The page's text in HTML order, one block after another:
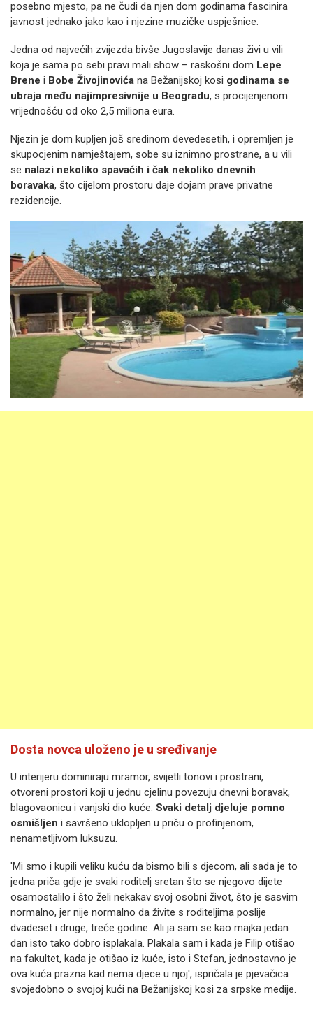
posebno mjesto, pa ne čudi da njen dom godinama fascinira
javnost jednako jako kao i njezine muzičke uspješnice.
Jedna od najvećih zvijezda bivše Jugoslavije danas živi u vili
koja je sama po sebi pravi mali show – raskošni dom Lepe
Brene i Bobe Živojinovića na Bežanijskoj kosi godinama se
ubraja među najimpresivnije u Beogradu, s procijenjenom
vrijednošću od oko 2,5 miliona eura.
Njezin je dom kupljen još sredinom devedesetih, i opremljen je
skupocjenim namještajem, sobe su iznimno prostrane, a u vili
se nalazi nekoliko spavaćih i čak nekoliko dnevnih
boravaka, što cijelom prostoru daje dojam prave privatne
rezidencije.
Dosta novca uloženo je u sređivanje
U interijeru dominiraju mramor, svijetli tonovi i prostrani,
otvoreni prostori koji u jednu cjelinu povezuju dnevni boravak,
blagovaonicu i vanjski dio kuće. Svaki detalj djeluje pomno
osmišljen i savršeno uklopljen u priču o profinjenom,
nenametljivom luksuzu.
'Mi smo i kupili veliku kuću da bismo bili s djecom, ali sada je to
jedna priča gdje je svaki roditelj sretan što se njegovo dijete
osamostalilo i što želi nekakav svoj osobni život, što je sasvim
normalno, jer nije normalno da živite s roditeljima poslije
dvadeset i druge, treće godine. Ali ja sam se kao majka jedan
dan isto tako dobro isplakala. Plakala sam i kada je Filip otišao
na fakultet, kada je otišao iz kuće, isto i Stefan, jednostavno je
ova kuća prazna kad nema djece u njoj', ispričala je pjevačica
svojedobno o svojoj kući na Bežanijskoj kosi za srpske medije.